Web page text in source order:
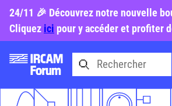
24/11 🎉 Découvrez notre nouvelle
Cliquez ici pour y accéder et profiter